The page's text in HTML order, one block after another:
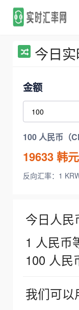
今日
金额
100 人民币（
19633韩
反向汇率：1
今日人民
1 人民币
100 人民
我们可以